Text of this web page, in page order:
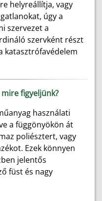
helyreállítja, vagy
úgy a
szervezet a
szervként részt
katasztrófavédelem
figyeljünk?
használati
a függönyökön át
poliésztert, vagy
Ezek könnyen
jelentős
füst és nagy